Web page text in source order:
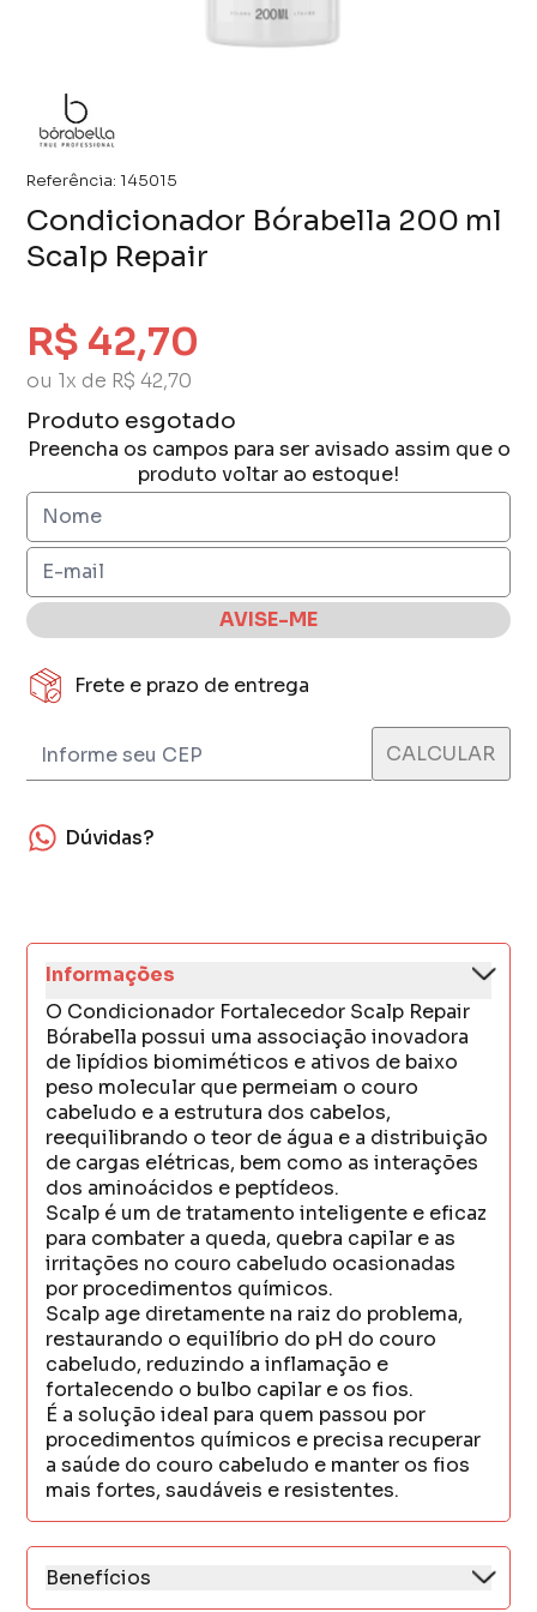
Referência: 145015
Condicionador Bórabella 200 ml
Scalp Repair
R$ 42,70
ou 1x de R$ 42,70
Produto esgotado
Preencha os campos para ser avisado assim que o
produto voltar ao estoque!
AVISE-ME
Frete e prazo de entrega
Dúvidas?
Informações
O Condicionador Fortalecedor Scalp Repair
Bórabella possui uma associação inovadora
de lipídios biomiméticos e ativos de baixo
peso molecular que permeiam o couro
cabeludo e a estrutura dos cabelos,
reequilibrando o teor de água e a distribuição
de cargas elétricas, bem como as interações
dos aminoácidos e peptídeos.
Scalp é um de tratamento inteligente e eficaz
para combater a queda, quebra capilar e as
irritações no couro cabeludo ocasionadas
por procedimentos químicos.
Scalp age diretamente na raiz do problema,
restaurando o equilíbrio do pH do couro
cabeludo, reduzindo a inflamação e
fortalecendo o bulbo capilar e os fios.
É a solução ideal para quem passou por
procedimentos químicos e precisa recuperar
a saúde do couro cabeludo e manter os fios
mais fortes, saudáveis e resistentes.
Benefícios